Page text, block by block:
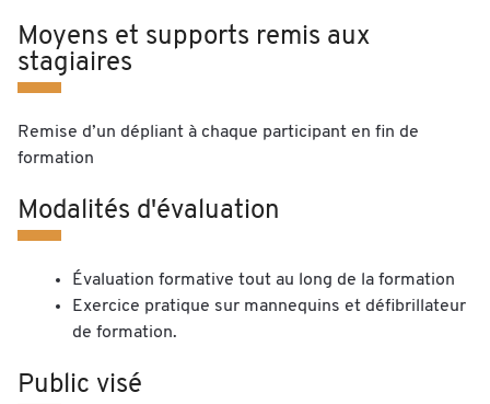
Moyens et supports remis aux
stagiaires
Remise d’un dépliant à chaque participant en fin de
formation
Modalités d'évaluation
Évaluation formative tout au long de la formation
Exercice pratique sur mannequins et défibrillateur
de formation.
Public visé